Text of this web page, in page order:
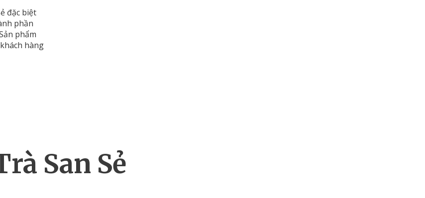
đặc biệt
phần
phẩm
hàng
San Sẻ